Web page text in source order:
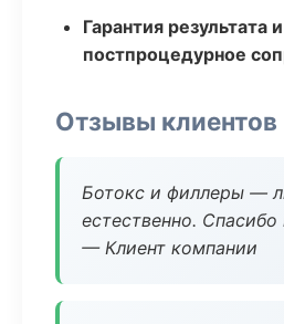
Гарантия результата и
постпроцедурное
Отзывы клиентов
Ботокс и филлеры —
естественно. Спасибо
— Клиент компании